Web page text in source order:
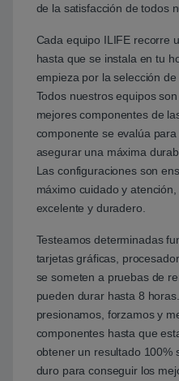
de la satisfacción de todos
Cada equipo ILIFE recorre
hasta que se instala en tu
empieza por la selección
Todos nuestros equipos
mejores componentes de
componente se evalúa
asegurar una máxima
Las configuraciones son
máximo cuidado y
excelente y duradero.
Testeamos determinadas
tarjetas gráficas,
se someten a pruebas de
pueden durar hasta 8
presionamos, forzamos y
componentes hasta que
obtener un resultado 100%
duro para conseguir los